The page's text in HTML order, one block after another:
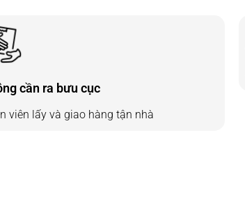
cần ra bưu cục
viên lấy và giao hàng tận nhà